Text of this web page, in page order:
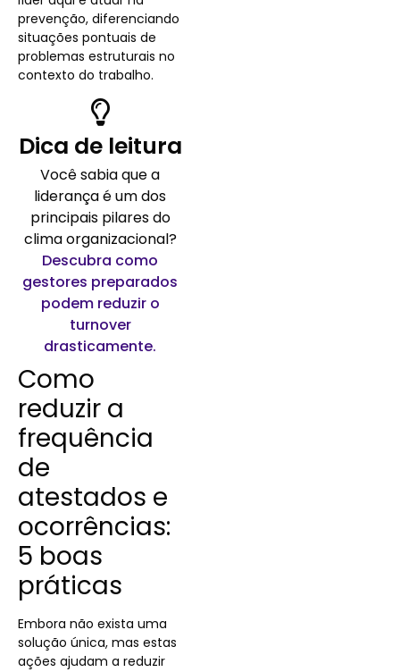
prevenção, diferenciando
situações pontuais de
problemas estruturais no
contexto do trabalho.
Dica de leitura
Você sabia que a
liderança é um dos
principais pilares do
clima organizacional?
Descubra como
gestores preparados
podem reduzir o
turnover
drasticamente.
Como
reduzir a
frequência
de
atestados e
ocorrências:
5 boas
práticas
Embora não exista uma
solução única, mas estas
ações ajudam a reduzir